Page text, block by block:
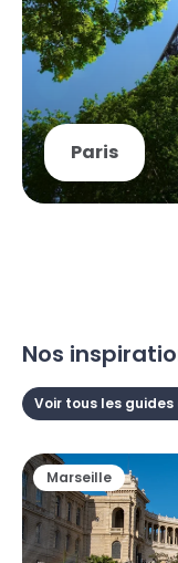
Paris
Nos
Voir tous les
Marseille